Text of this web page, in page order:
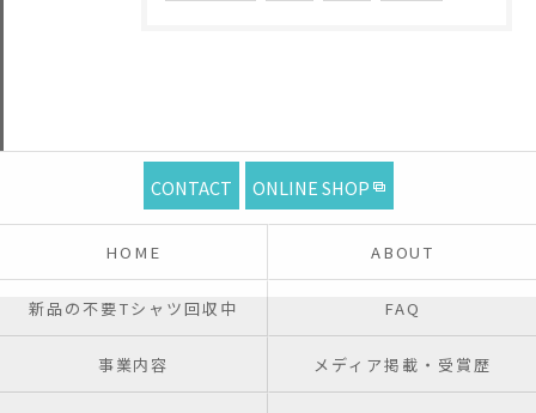
CONTACT ONLINE SHOP
HOME ABOUT
新品の不要Tシャツ回収中 FAQ
事業内容 メディア掲載・受賞歴